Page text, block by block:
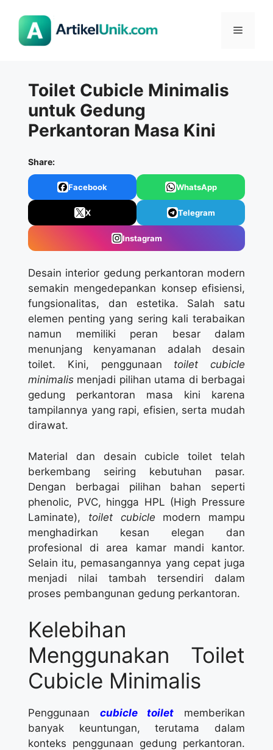
Menu
Toilet Cubicle Minimalis
untuk Gedung
Perkantoran Masa Kini
Share:
Facebook WhatsApp
X Telegram
Instagram
Desain interior gedung perkantoran modern
semakin mengedepankan konsep efisiensi,
fungsionalitas, dan estetika. Salah satu
elemen penting yang sering kali terabaikan
namun memiliki peran besar dalam
menunjang kenyamanan adalah desain
toilet. Kini, penggunaan toilet cubicle
minimalis menjadi pilihan utama di berbagai
gedung perkantoran masa kini karena
tampilannya yang rapi, efisien, serta mudah
dirawat.
Material dan desain cubicle toilet telah
berkembang seiring kebutuhan pasar.
Dengan berbagai pilihan bahan seperti
phenolic, PVC, hingga HPL (High Pressure
Laminate), toilet cubicle modern mampu
menghadirkan kesan elegan dan
profesional di area kamar mandi kantor.
Selain itu, pemasangannya yang cepat juga
menjadi nilai tambah tersendiri dalam
proses pembangunan gedung perkantoran.
Kelebihan
Menggunakan Toilet
Cubicle Minimalis
Penggunaan cubicle toilet memberikan
banyak keuntungan, terutama dalam
konteks penggunaan gedung perkantoran.